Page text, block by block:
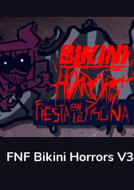
FNF Bikini Horrors V3